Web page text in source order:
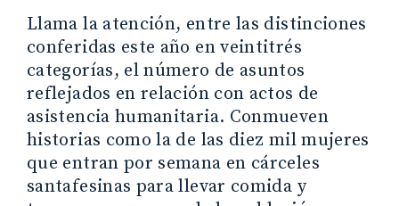
Llama la atención, entre las distinciones
conferidas este año en veintitrés
categorías, el número de asuntos
reflejados en relación con actos de
asistencia humanitaria. Conmueven
historias como la de las diez mil mujeres
que entran por semana en cárceles
santafesinas para llevar comida y